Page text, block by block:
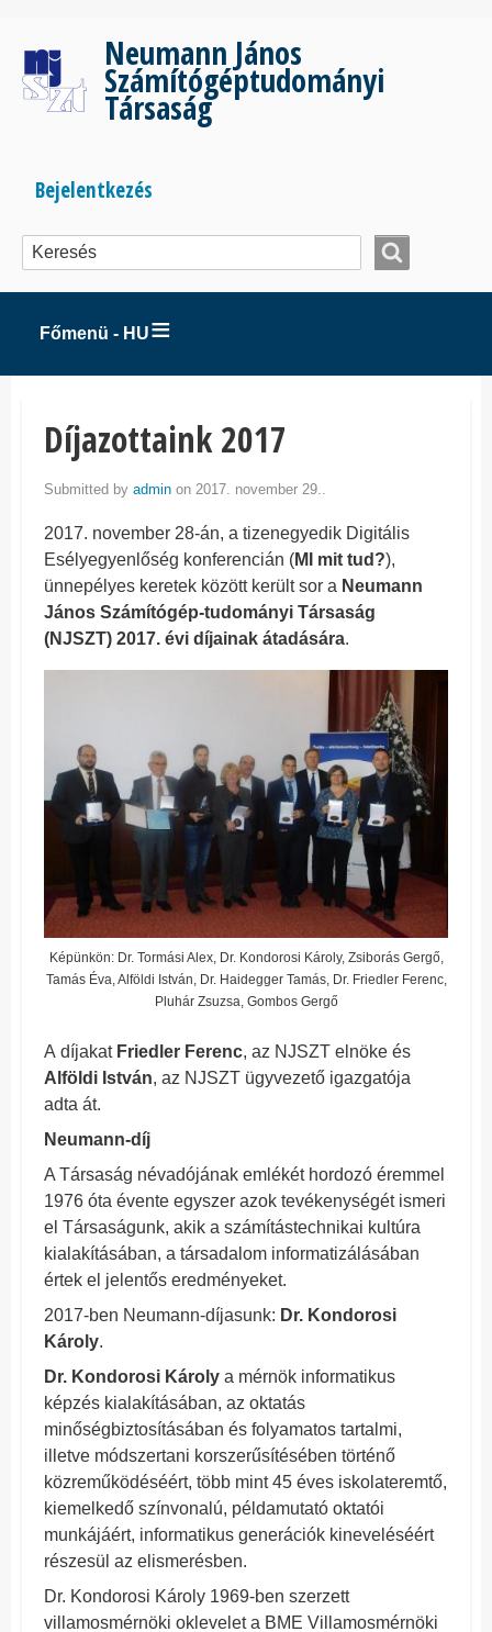
tartalomra
Neumann János
Számítógéptudományi
Társaság
Bejelentkezés
menüje
Bejelentkezés
Főmenü - HU
Díjazottaink 2017
Submitted by admin on 2017. november 29..
2017. november 28-án, a tizenegyedik Digitális
Esélyegyenlőség konferencián (MI mit tud?),
ünnepélyes keretek között került sor a Neumann
János Számítógép-tudományi Társaság
(NJSZT) 2017. évi díjainak átadására.
Képünkön: Dr. Tormási Alex, Dr. Kondorosi Károly, Zsiborás Gergő,
Tamás Éva, Alföldi István, Dr. Haidegger Tamás, Dr. Friedler Ferenc,
Pluhár Zsuzsa, Gombos Gergő
A díjakat Friedler Ferenc, az NJSZT elnöke és
Alföldi István, az NJSZT ügyvezető igazgatója
adta át.
Neumann-díj
A Társaság névadójának emlékét hordozó éremmel
1976 óta évente egyszer azok tevékenységét ismeri
el Társaságunk, akik a számítástechnikai kultúra
kialakításában, a társadalom informatizálásában
értek el jelentős eredményeket.
2017-ben Neumann-díjasunk: Dr. Kondorosi
Károly.
Dr. Kondorosi Károly a mérnök informatikus
képzés kialakításában, az oktatás
minőségbiztosításában és folyamatos tartalmi,
illetve módszertani korszerűsítésében történő
közreműködéséért, több mint 45 éves iskolateremtő,
kiemelkedő színvonalú, példamutató oktatói
munkájáért, informatikus generációk kineveléséért
részesül az elismerésben.
Dr. Kondorosi Károly 1969-ben szerzett
villamosmérnöki oklevelet a BME Villamosmérnöki